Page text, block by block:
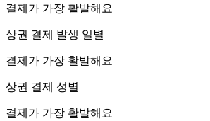
결제가 가장 활발해요
상권 결제 발생 일별
결제가 가장 활발해요
상권 결제 성별
결제가 가장 활발해요